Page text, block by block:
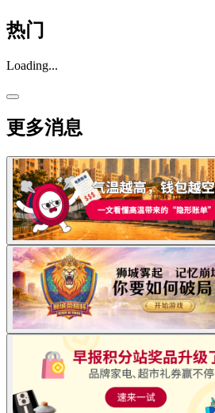
热门
Loading...
更多消息